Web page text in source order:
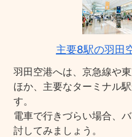
主要8駅の羽田
羽田空港へは、京急線や
ほか、主要なターミナル
す。
電車で行きづらい場合、
討してみましょう。